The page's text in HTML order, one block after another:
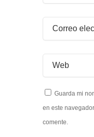
Guarda mi
en este
comente.